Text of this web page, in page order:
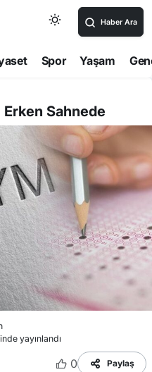
Haber Ara
Spor Yaşam
Sahnede
yayınlandı
0 Paylaş